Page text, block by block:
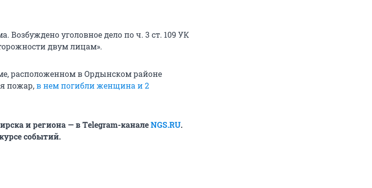
Возбуждено уголовное дело по ч. 3 ст. 109 УК
двум лицам».
расположенном в Ордынском районе
пожар,в нем погибли женщина и 2
и региона — в Тelegram-каналеNGS.RU.
событий.